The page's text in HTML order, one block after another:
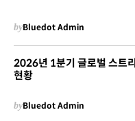
byBluedot Admin
2026년 1분기 글로벌 스트
현황
byBluedot Admin